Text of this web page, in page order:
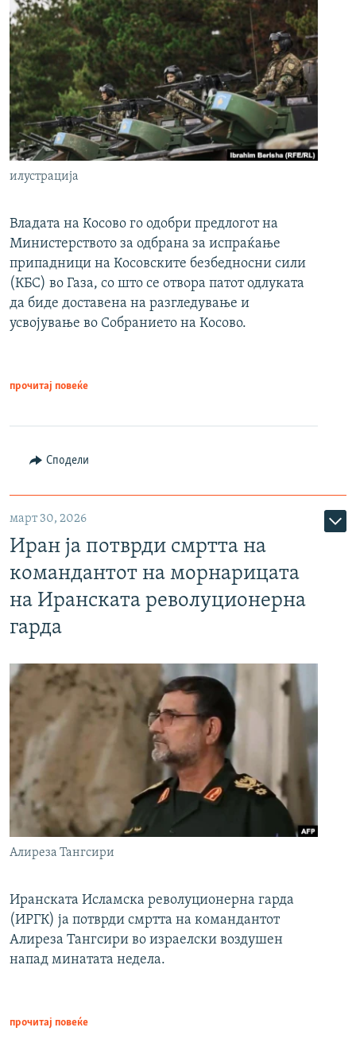
илустрација
Владата на Косово го одобри предлогот на
Министерството за одбрана за испраќање
припадници на Косовските безбедносни сили
(КБС) во Газа, со што се отвора патот одлуката
да биде доставена на разгледување и
усвојување во Собранието на Косово.
прочитај повеќе
Сподели
март 30, 2026
Иран ја потврди смртта на
командантот на морнарицата
на Иранската револуционерна
гарда
Алиреза Тангсири
Иранската Исламска револуционерна гарда
(ИРГК) ја потврди смртта на командантот
Алиреза Тангсири во израелски воздушен
напад минатата недела.
прочитај повеќе